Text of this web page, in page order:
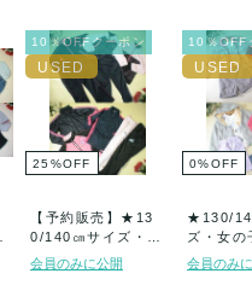
10％OFFクーポン
25 %OFF
【予約販売】★13
0/140㎝サイズ・女
の子・子供...
会員のみに公開
10％OFF
0%OFF
★130/
ズ・女の
服★カジ
会員のみ